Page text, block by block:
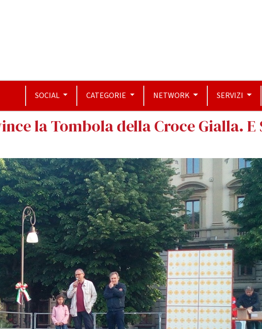
SOCIAL CATEGORIE NETWORK SERVIZI
la Tombola della Croce Gialla.